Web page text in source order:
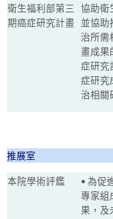
衛生福利部第三
期癌症研究計畫
協助衛
並協助
治所需
畫成果
症研究
症研究
治相關
推展室
本院學術評鑑 • 為促
專家組
果，及